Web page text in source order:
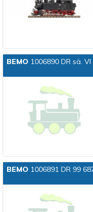
BEMO 1006890 DR sä.
BEMO 1006891 DR 99